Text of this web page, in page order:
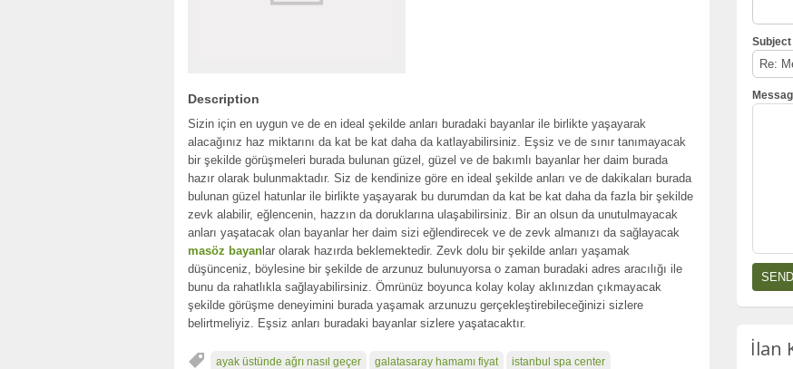
Description
Sizin için en uygun ve de en ideal şekilde anları buradaki bayanlar ile birlikte yaşayarak
alacağınız haz miktarını da kat be kat daha da katlayabilirsiniz. Eşsiz ve de sınır tanımayacak
bir şekilde görüşmeleri burada bulunan güzel, güzel ve de bakımlı bayanlar her daim burada
hazır olarak bulunmaktadır. Siz de kendinize göre en ideal şekilde anları ve de dakikaları burada
bulunan güzel hatunlar ile birlikte yaşayarak bu durumdan da kat be kat daha da fazla bir şekilde
zevk alabilir, eğlencenin, hazzın da doruklarına ulaşabilirsiniz. Bir an olsun da unutulmayacak
anları yaşatacak olan bayanlar her daim sizi eğlendirecek ve de zevk almanızı da sağlayacak
masöz bayanlar olarak hazırda beklemektedir. Zevk dolu bir şekilde anları yaşamak
düşünceniz, böylesine bir şekilde de arzunuz bulunuyorsa o zaman buradaki adres aracılığı ile
bunu da rahatlıkla sağlayabilirsiniz. Ömrünüz boyunca kolay kolay aklınızdan çıkmayacak
şekilde görüşme deneyimini burada yaşamak arzunuzu gerçekleştirebileceğinizi sizlere
belirtmeliyiz. Eşsiz anları buradaki bayanlar sizlere yaşatacaktır.
ayak üstünde ağrı nasıl geçer galatasaray hamamı fiyat istanbul spa center
Subject
İlan